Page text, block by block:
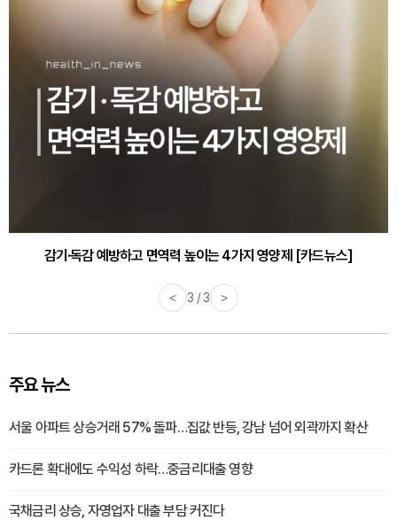
감기·독감 예방하고 면역력 높이는 4가지 영양제 [카드뉴스]
< 3 / 3 >
주요 뉴스
서울 아파트 상승거래 57% 돌파…집값 반등, 강남 넘어 외곽까지 확산
카드론 확대에도 수익성 하락…중금리대출 영향
국채금리 상승, 자영업자 대출 부담 커진다